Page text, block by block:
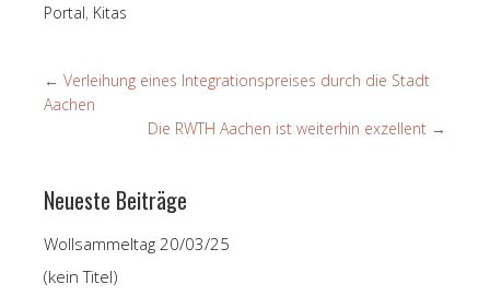
Portal, Kitas
← Verleihung eines Integrationspreises durch die Stadt
Aachen
Die RWTH Aachen ist weiterhin exzellent →
Neueste Beiträge
Wollsammeltag 20/03/25
(kein Titel)